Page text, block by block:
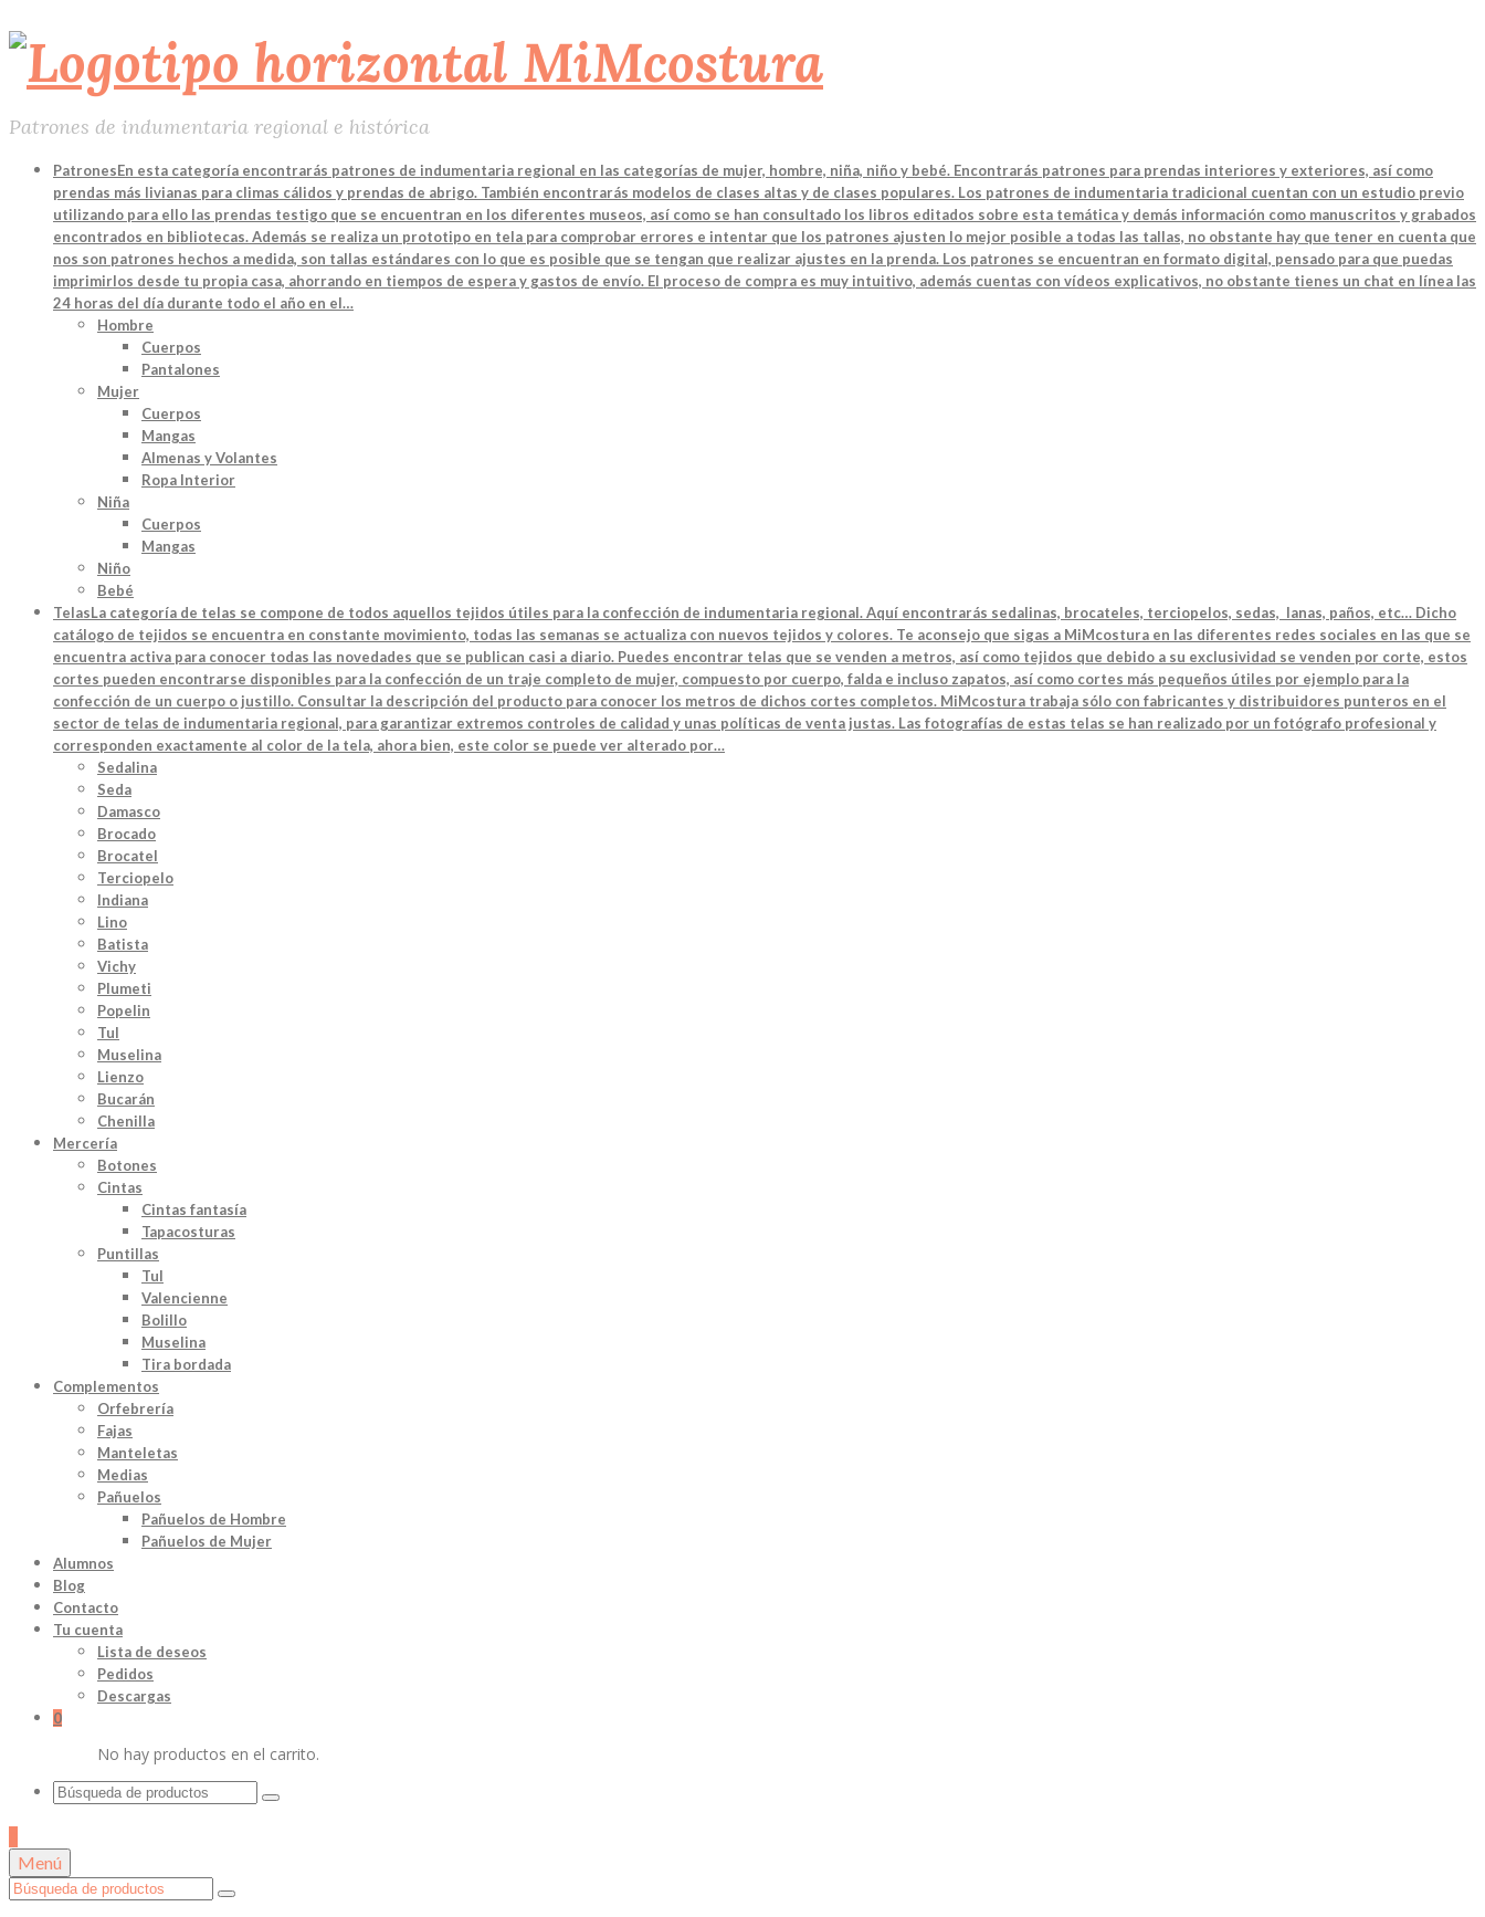
Patrones de indumentaria regional e histórica
PatronesEn esta categoría encontrarás patrones de indumentaria regional en las categorías de mujer, hombre, niña, niño y bebé. Encontrarás patrones para prendas interiores y exteriores, así como
prendas más livianas para climas cálidos y prendas de abrigo. También encontrarás modelos de clases altas y de clases populares. Los patrones de indumentaria tradicional cuentan con un estudio previo
utilizando para ello las prendas testigo que se encuentran en los diferentes museos, así como se han consultado los libros editados sobre esta temática y demás información como manuscritos y grabados
encontrados en bibliotecas. Además se realiza un prototipo en tela para comprobar errores e intentar que los patrones ajusten lo mejor posible a todas las tallas, no obstante hay que tener en cuenta que
nos son patrones hechos a medida, son tallas estándares con lo que es posible que se tengan que realizar ajustes en la prenda. Los patrones se encuentran en formato digital, pensado para que puedas
imprimirlos desde tu propia casa, ahorrando en tiempos de espera y gastos de envío. El proceso de compra es muy intuitivo, además cuentas con vídeos explicativos, no obstante tienes un chat en línea las
24 horas del día durante todo el año en el…
Hombre
Cuerpos
Pantalones
Mujer
Cuerpos
Mangas
Almenas y Volantes
Ropa Interior
Niña
Cuerpos
Mangas
Niño
Bebé
TelasLa categoría de telas se compone de todos aquellos tejidos útiles para la confección de indumentaria regional. Aquí encontrarás sedalinas, brocateles, terciopelos, sedas, lanas, paños, etc… Dicho
catálogo de tejidos se encuentra en constante movimiento, todas las semanas se actualiza con nuevos tejidos y colores. Te aconsejo que sigas a MiMcostura en las diferentes redes sociales en las que se
encuentra activa para conocer todas las novedades que se publican casi a diario. Puedes encontrar telas que se venden a metros, así como tejidos que debido a su exclusividad se venden por corte, estos
cortes pueden encontrarse disponibles para la confección de un traje completo de mujer, compuesto por cuerpo, falda e incluso zapatos, así como cortes más pequeños útiles por ejemplo para la
confección de un cuerpo o justillo. Consultar la descripción del producto para conocer los metros de dichos cortes completos. MiMcostura trabaja sólo con fabricantes y distribuidores punteros en el
sector de telas de indumentaria regional, para garantizar extremos controles de calidad y unas políticas de venta justas. Las fotografías de estas telas se han realizado por un fotógrafo profesional y
corresponden exactamente al color de la tela, ahora bien, este color se puede ver alterado por…
Sedalina
Seda
Damasco
Brocado
Brocatel
Terciopelo
Indiana
Lino
Batista
Vichy
Plumeti
Popelin
Tul
Muselina
Lienzo
Bucarán
Chenilla
Mercería
Botones
Cintas
Cintas fantasía
Tapacosturas
Puntillas
Tul
Valencienne
Bolillo
Muselina
Tira bordada
Complementos
Orfebrería
Fajas
Manteletas
Medias
Pañuelos
Pañuelos de Hombre
Pañuelos de Mujer
Alumnos
Blog
Contacto
Tu cuenta
Lista de deseos
Pedidos
Descargas
0
No hay productos en el carrito.
Buscar
Menú
Buscar